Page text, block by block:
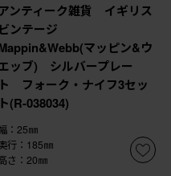
ンティーク雑貨 イギリス
ビンテージ
マッピン&ウ
ッブ) シルバープレー
ト フォーク・ナイフ3セッ
ト(R-038034)
：25㎜
行：185㎜
さ：20㎜